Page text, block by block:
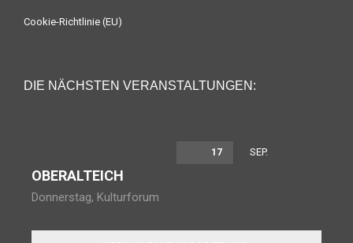
Cookie-Richtlinie (EU)
DIE NÄCHSTEN VERANSTALTUNGEN:
17 SEP.
OBERALTEICH
Donnerstag, Kulturforum